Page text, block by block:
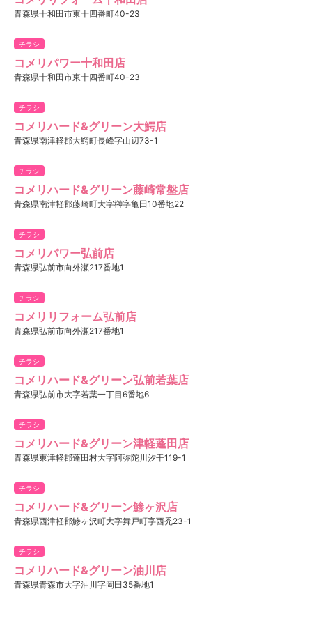
青森県十和田市東十四番町40-23
チラシ
コメリパワー十和田店
青森県十和田市東十四番町40-23
チラシ
コメリハード&グリーン大鰐店
青森県南津軽郡大鰐町長峰字山辺73-1
チラシ
コメリハード&グリーン藤崎常盤店
青森県南津軽郡藤崎町大字榊字亀田10番地22
チラシ
コメリパワー弘前店
青森県弘前市向外瀬217番地1
チラシ
コメリリフォーム弘前店
青森県弘前市向外瀬217番地1
チラシ
コメリハード&グリーン弘前若葉店
青森県弘前市大字若葉一丁目6番地6
チラシ
コメリハード&グリーン津軽蓬田店
青森県東津軽郡蓬田村大字阿弥陀川汐干119-1
チラシ
コメリハード&グリーン鯵ヶ沢店
青森県西津軽郡鯵ヶ沢町大字舞戸町字西禿23-1
チラシ
コメリハード&グリーン油川店
青森県青森市大字油川字岡田35番地1